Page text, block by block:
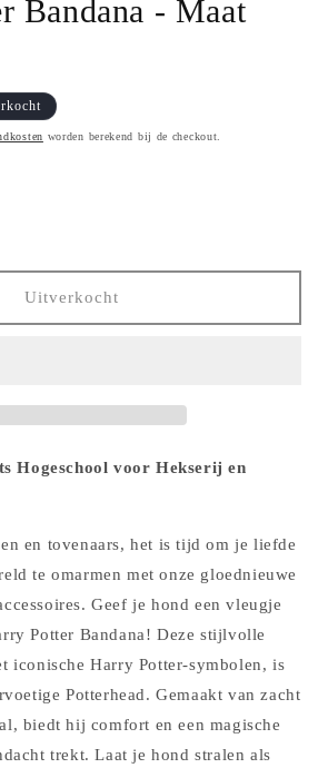
Bandana - Maat
worden berekend bij de checkout.
Uitverkocht
Hogeschool voor Hekserij en
en tovenaars, het is tijd om je liefde
te omarmen met onze gloednieuwe
Geef je hond een vleugje
Potter Bandana! Deze stijlvolle
iconische Harry Potter-symbolen, is
Potterhead. Gemaakt van zacht
biedt hij comfort en een magische
trekt. Laat je hond stralen als